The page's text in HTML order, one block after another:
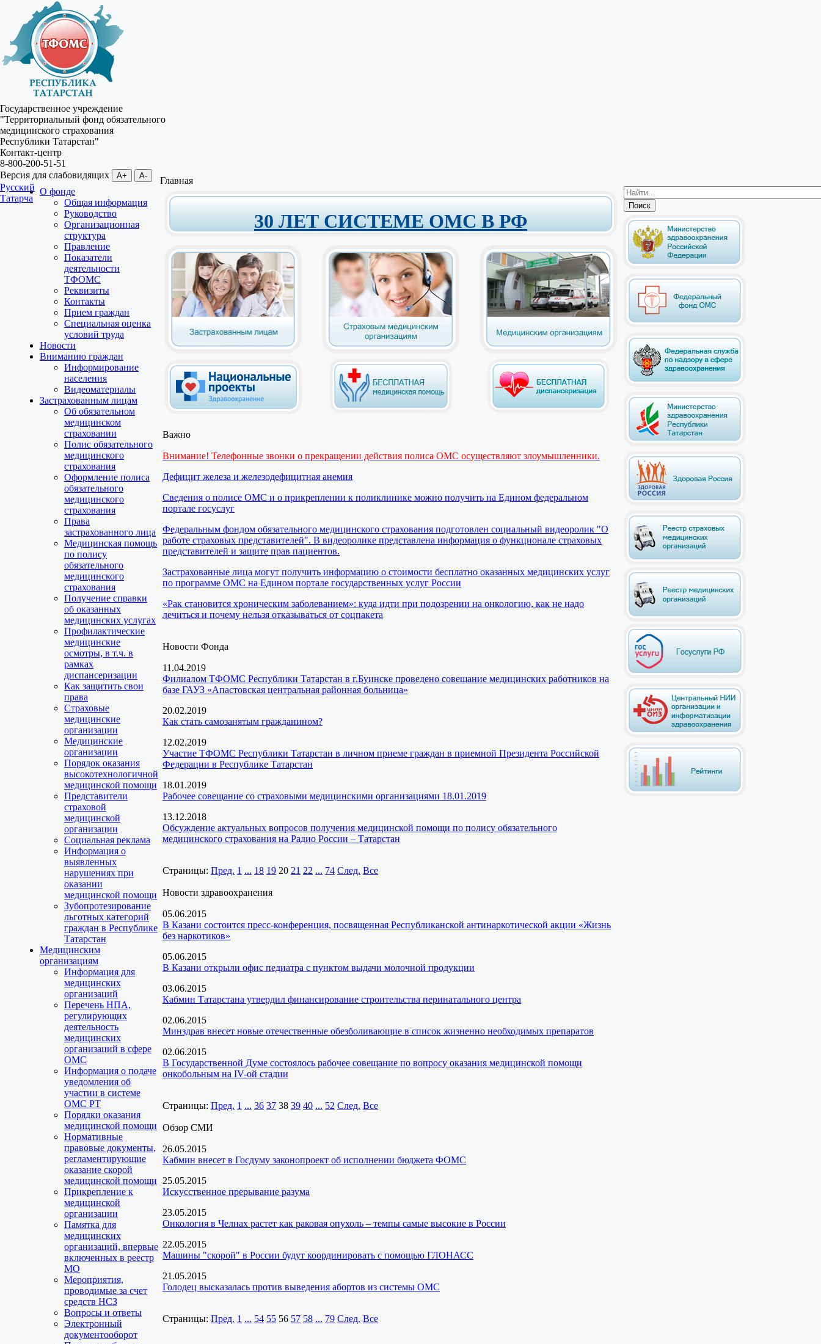
Государственное учреждение
"Территориальный фонд обязательного
медицинского страхования
Республики Татарстан"
Контакт-центр
8-800-200-51-51
Версия для слабовидящих
A+ A-
Русский
Татарча
О фонде
Общая информация
Руководство
Организационная
структура
Правление
Показатели
деятельности
ТФОМС
Реквизиты
Контакты
Прием граждан
Специальная оценка
условий труда
Новости
Вниманию граждан
Информирование
населения
Видеоматериалы
Застрахованным лицам
Об обязательном
медицинском
страховании
Полис обязательного
медицинского
страхования
Оформление полиса
обязательного
медицинского
страхования
Права
застрахованного лица
Медицинская помощь
по полису
обязательного
медицинского
страхования
Получение справки
об оказанных
медицинских услугах
Профилактические
медицинские
осмотры, в т.ч. в
рамках
диспансеризации
Как защитить свои
права
Страховые
медицинские
организации
Медицинские
организации
Порядок оказания
высокотехнологичной
медицинской помощи
Представители
страховой
медицинской
организации
Социальная реклама
Информация о
выявленных
нарушениях при
оказании
медицинской помощи
Зубопротезирование
льготных категорий
граждан в Республике
Татарстан
Медицинским
организациям
Информация для
медицинских
организаций
Перечень НПА,
регулирующих
деятельность
медицинских
организаций в сфере
ОМС
Информация о подаче
уведомления об
участии в системе
ОМС РТ
Порядки оказания
медицинской помощи
Нормативные
правовые документы,
регламентирующие
оказание скорой
медицинской помощи
Прикрепление к
медицинской
организации
Памятка для
медицинских
организаций, впервые
включенных в реестр
МО
Мероприятия,
проводимые за счет
средств НСЗ
Вопросы и ответы
Электронный
документооборот
Главная
30 ЛЕТ СИСТЕМЕ ОМС В РФ
Важно
Внимание! Телефонные звонки о прекращении действия полиса ОМС осуществляют злоумышленники.
Дефицит железа и железодефицитная анемия
Сведения о полисе ОМС и о прикреплении к поликлинике можно получить на Едином федеральном
портале госуслуг
Федеральным фондом обязательного медицинского страхования подготовлен социальный видеоролик "О
работе страховых представителей". В видеоролике представлена информация о функционале страховых
представителей и защите прав пациентов.
Застрахованные лица могут получить информацию о стоимости бесплатно оказанных медицинских услуг
по программе ОМС на Едином портале государственных услуг России
«Рак становится хроническим заболеванием»: куда идти при подозрении на онкологию, как не надо
лечиться и почему нельзя отказываться от соцпакета
Новости Фонда
11.04.2019
Филиалом ТФОМС Республики Татарстан в г.Буинске проведено совещание медицинских работников на
базе ГАУЗ «Апастовская центральная районная больница»
20.02.2019
Как стать самозанятым гражданином?
12.02.2019
Участие ТФОМС Республики Татарстан в личном приеме граждан в приемной Президента Российской
Федерации в Республике Татарстан
18.01.2019
Рабочее совещание со страховыми медицинскими организациями 18.01.2019
13.12.2018
Обсуждение актуальных вопросов получения медицинской помощи по полису обязательного
медицинского страхования на Радио России – Татарстан
Страницы: Пред. 1 ... 18 19 20 21 22 ... 74 След. Все
Новости здравоохранения
05.06.2015
В Казани состоится пресс-конференция, посвященная Республиканской антинаркотической акции «Жизнь
без наркотиков»
05.06.2015
В Казани открыли офис педиатра с пунктом выдачи молочной продукции
03.06.2015
Кабмин Татарстана утвердил финансирование строительства перинатального центра
02.06.2015
Минздрав внесет новые отечественные обезболивающие в список жизненно необходимых препаратов
02.06.2015
В Государственной Думе состоялось рабочее совещание по вопросу оказания медицинской помощи
онкобольным на IV-ой стадии
Страницы: Пред. 1 ... 36 37 38 39 40 ... 52 След. Все
Обзор СМИ
26.05.2015
Кабмин внесет в Госдуму законопроект об исполнении бюджета ФОМС
25.05.2015
Искусственное прерывание разума
23.05.2015
Онкология в Челнах растет как раковая опухоль – темпы самые высокие в России
22.05.2015
Машины "скорой" в России будут координировать с помощью ГЛОНАСС
21.05.2015
Голодец высказалась против выведения абортов из системы ОМС
Страницы: Пред. 1 ... 54 55 56 57 58 ... 79 След. Все